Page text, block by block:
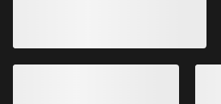
Sømløs 3D-strikk, mellomlag i Merino-
blanding